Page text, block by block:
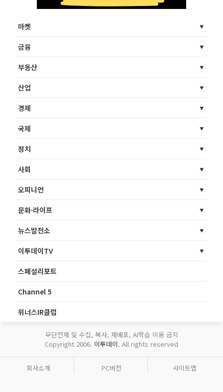
마켓
금융
부동산
산업
경제
국제
정치
사회
오피니언
문화·라이프
뉴스발전소
이투데이TV
스페셜리포트
Channel 5
위너스IR클럽
무단전재 및 수집, 복사, 재배포, AI학습 이용 금지
Copyright 2006. 이투데이. All rights reserved
회사소개 PC버전 사이트맵